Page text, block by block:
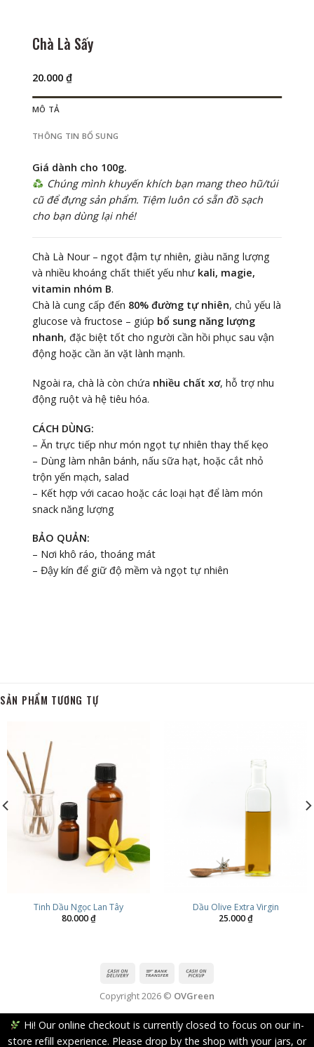
Chà Là Sấy
20.000₫
MÔ TẢ
THÔNG TIN BỔ SUNG
Giá dành cho 100g.
Chúng mình khuyến khích bạn mang theo hũ/túi
cũ để đựng sản phẩm. Tiệm luôn có sẵn đồ sạch
cho bạn dùng lại nhé!
Chà Là Nour – ngọt đậm tự nhiên, giàu năng lượng
và nhiều khoáng chất thiết yếu như kali, magie,
vitamin nhóm B.
Chà là cung cấp đến 80% đường tự nhiên, chủ yếu là
glucose và fructose – giúp bổ sung năng lượng
nhanh, đặc biệt tốt cho người cần hồi phục sau vận
động hoặc cần ăn vặt lành mạnh.
Ngoài ra, chà là còn chứa nhiều chất xơ, hỗ trợ nhu
động ruột và hệ tiêu hóa.
CÁCH DÙNG:
– Ăn trực tiếp như món ngọt tự nhiên thay thế kẹo
– Dùng làm nhân bánh, nấu sữa hạt, hoặc cắt nhỏ
trộn yến mạch, salad
– Kết hợp với cacao hoặc các loại hạt để làm món
snack năng lượng
BẢO QUẢN:
– Nơi khô ráo, thoáng mát
– Đậy kín để giữ độ mềm và ngọt tự nhiên
SẢN PHẨM TƯƠNG TỰ
Tinh Dầu Ngọc Lan Tây
80.000₫
Dầu Olive Extra Virgin
25.000₫
Copyright 2026 © OVGreen
Hi! Our online checkout is currently closed to focus on our in-
store refill experience. Please drop by the shop with your jars, or